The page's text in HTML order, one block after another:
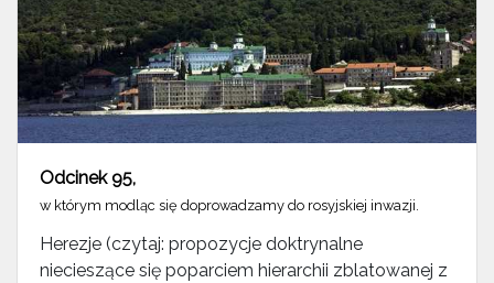
Odcinek 95,
w którym modląc się doprowadzamy do rosyjskiej inwazji.
Herezje (czytaj: propozycje doktrynalne
niecieszące się poparciem hierarchii zblatowanej z